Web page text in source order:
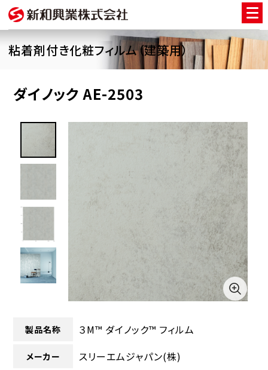
粘着剤付き化粧フィルム（建築用）
ダイノック AE-2503
製品名称 ３M™ ダイノック™ フィルム
メーカー スリーエムジャパン(株)